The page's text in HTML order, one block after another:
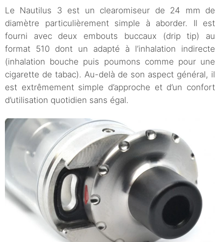
Le Nautilus 3 est un clearomiseur de 24 mm de
diamètre particulièrement simple à aborder. Il est
fourni avec deux embouts buccaux (drip tip) au
format 510 dont un adapté à l’inhalation indirecte
(inhalation bouche puis poumons comme pour une
cigarette de tabac). Au-delà de son aspect général, il
est extrêmement simple d’approche et d’un confort
d’utilisation quotidien sans égal.